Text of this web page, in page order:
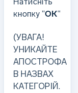
кнопку “ОК“
(УВАГА!
УНИКАЙТЕ
АПОСТРОФА
В НАЗВАХ
КАТЕГОРІЙ.